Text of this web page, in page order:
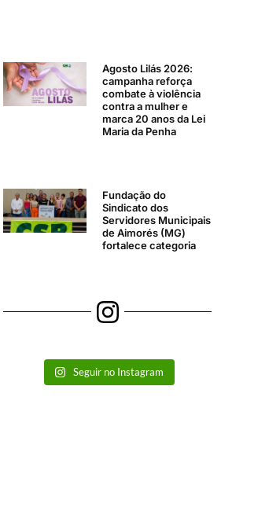
Agosto Lilás 2026:
campanha reforça
combate à violência
contra a mulher e
marca 20 anos da Lei
Maria da Penha
Fundação do
Sindicato dos
Servidores Municipais
de Aimorés (MG)
fortalece categoria
Seguir no Instagram